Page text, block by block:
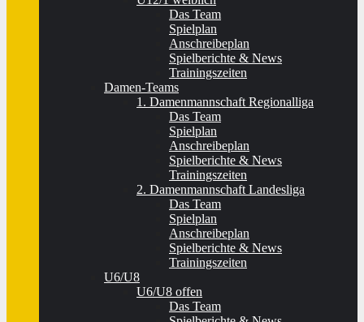
Das Team
Spielplan
Anschreibeplan
Spielberichte & News
Trainingszeiten
Damen-Teams
1. Damenmannschaft Regionalliga
Das Team
Spielplan
Anschreibeplan
Spielberichte & News
Trainingszeiten
2. Damenmannschaft Landesliga
Das Team
Spielplan
Anschreibeplan
Spielberichte & News
Trainingszeiten
U6/U8
U6/U8 offen
Das Team